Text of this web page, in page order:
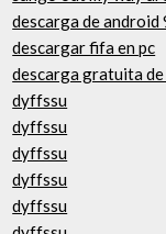
descarga de
descargar fifa en pc
descarga gratuita
dyffssu
dyffssu
dyffssu
dyffssu
dyffssu